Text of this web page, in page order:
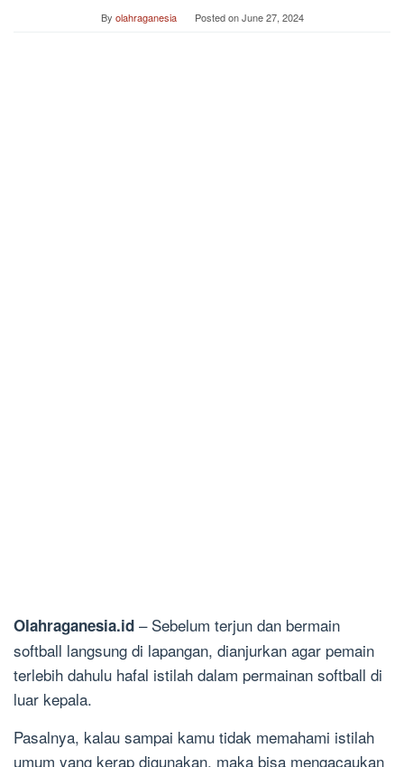
By olahraganesia Posted onJune 27, 2024
Olahraganesia.id – Sebelum terjun dan bermain
softball langsung di lapangan, dianjurkan agar pemain
terlebih dahulu hafal istilah dalam permainan softball di
luar kepala.
Pasalnya, kalau sampai kamu tidak memahami istilah
umum yang kerap digunakan, maka bisa mengacaukan